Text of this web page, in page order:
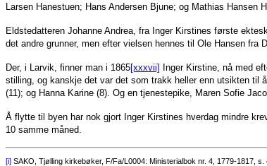
Larsen Hanestuen; Hans Andersen Bjune; og Mathias Hansen
Eldstedatteren Johanne Andrea, fra Inger Kirstines første
det andre grunner, men efter vielsen hennes til Ole Hansen fra
Der, i Larvik, finner man i 1865[xxxvii]
Inger Kirstine, nå med
stilling, og kanskje det var det som trakk heller enn utsikten til
(11); og Hanna Karine (8). Og en tjenestepike, Maren Sofie
Å flytte til byen har nok gjort Inger Kirstines hverdag mindre
10 samme måned.
[i] SAKO, Tjølling kirkebøker, F/Fa/L0004: Ministerialbok nr. 4, 1779-1817,